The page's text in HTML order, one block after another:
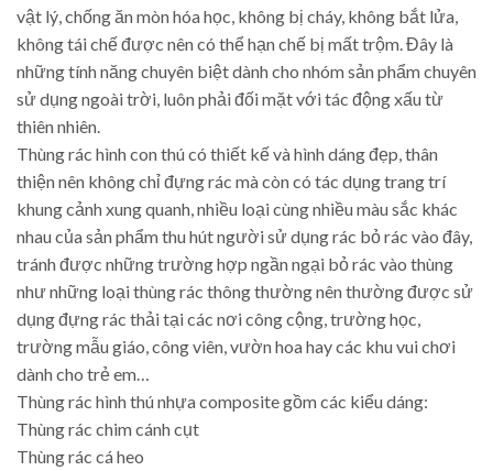
vật lý, chống ăn mòn hóa học, không bị cháy, không bắt lửa,
không tái chế được nên có thể hạn chế bị mất trộm. Đây là
những tính năng chuyên biệt dành cho nhóm sản phẩm chuyên
sử dụng ngoài trời, luôn phải đối mặt với tác động xấu từ
thiên nhiên.
Thùng rác hình con thú có thiết kế và hình dáng đẹp, thân
thiện nên không chỉ đựng rác mà còn có tác dụng trang trí
khung cảnh xung quanh, nhiều loại cùng nhiều màu sắc khác
nhau của sản phẩm thu hút người sử dụng rác bỏ rác vào đây,
tránh được những trường hợp ngần ngại bỏ rác vào thùng
như những loại thùng rác thông thường nên thường được sử
dụng đựng rác thải tại các nơi công cộng, trường học,
trường mẫu giáo, công viên, vườn hoa hay các khu vui chơi
dành cho trẻ em…
Thùng rác hình thú nhựa composite gồm các kiểu dáng:
Thùng rác chim cánh cụt
Thùng rác cá heo